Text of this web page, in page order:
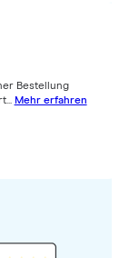
Bestellung
Mehr erfahren